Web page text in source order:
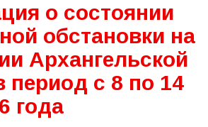
о состоянии
обстановки на
Архангельской
период с 8 по 14
года